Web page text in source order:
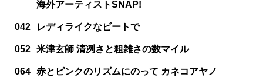
海外アーティストSNAP!
042 レディライクなビートで
052 米津玄師 清冽さと粗雑さの数マイル
064 赤とピンクのリズムにのって カネコアヤノ